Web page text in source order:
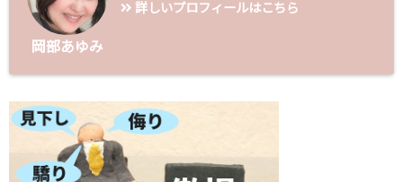
岡部あゆみ
詳しいプロフィールはこちら